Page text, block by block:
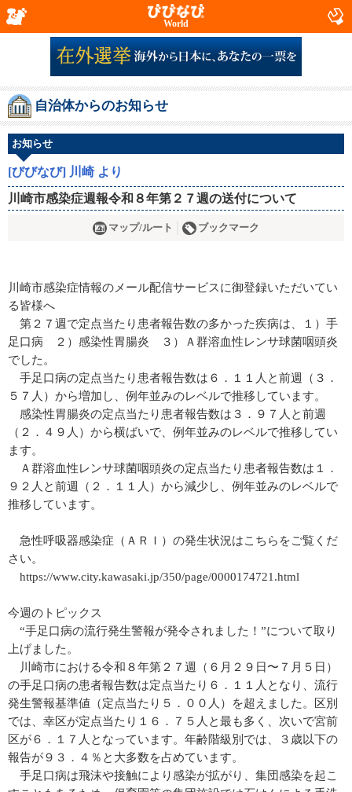
World
自治体からのお知らせ
お知らせ
[びびなび] 川崎 より
川崎市感染症週報令和８年第２７週の送付について
マップ/ルート ブックマーク
川崎市感染症情報のメール配信サービスに御登録いただいてい
る皆様へ
第２７週で定点当たり患者報告数の多かった疾病は、１）手
足口病 ２）感染性胃腸炎 ３）Ａ群溶血性レンサ球菌咽頭炎
でした。
手足口病の定点当たり患者報告数は６．１１人と前週（３．
５７人）から増加し、例年並みのレベルで推移しています。
感染性胃腸炎の定点当たり患者報告数は３．９７人と前週
（２．４９人）から横ばいで、例年並みのレベルで推移してい
ます。
Ａ群溶血性レンサ球菌咽頭炎の定点当たり患者報告数は１．
９２人と前週（２．１１人）から減少し、例年並みのレベルで
推移しています。
急性呼吸器感染症（ＡＲＩ）の発生状況はこちらをご覧くだ
さい。
https://www.city.kawasaki.jp/350/page/0000174721.html
今週のトピックス
“手足口病の流行発生警報が発令されました！”について取り
上げました。
川崎市における令和８年第２７週（６月２９日〜７月５日）
の手足口病の患者報告数は定点当たり６．１１人となり、流行
発生警報基準値（定点当たり５．００人）を超えました。区別
では、幸区が定点当たり１６．７５人と最も多く、次いで宮前
区が６．１７人となっています。年齢階級別では、３歳以下の
報告が９３．４％と大多数を占めています。
手足口病は飛沫や接触により感染が拡がり、集団感染を起こ